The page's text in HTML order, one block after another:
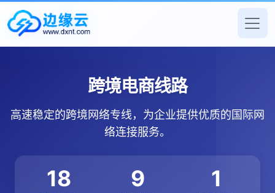
跨境电商线路
高速稳定的跨境网络专线，为企业提供优质的国际网
络连接服务。
18 9 1